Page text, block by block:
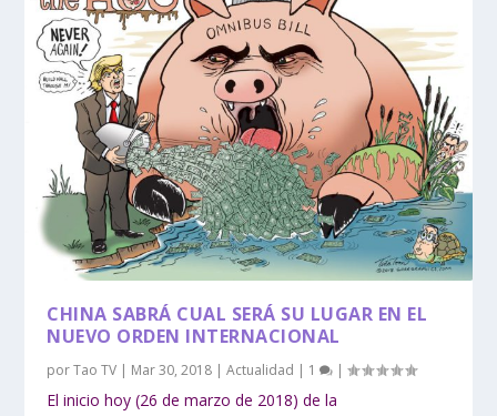
CHINA SABRÁ CUAL SERÁ SU LUGAR EN EL
NUEVO ORDEN INTERNACIONAL
porTao TV | Mar 30, 2018 |Actualidad | 1 |
El inicio hoy (26 de marzo de 2018) de la